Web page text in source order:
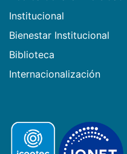
Institucional
Bienestar Institucional
Biblioteca
Internacionalización